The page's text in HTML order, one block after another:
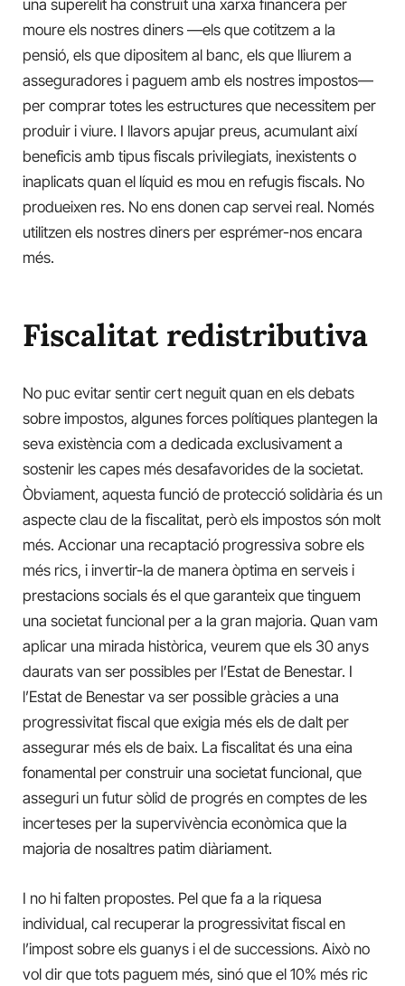
una superelit ha construït una xarxa financera per
moure els nostres diners —els que cotitzem a la
pensió, els que dipositem al banc, els que lliurem a
asseguradores i paguem amb els nostres impostos—
per comprar totes les estructures que necessitem per
produir i viure. I llavors apujar preus, acumulant així
beneficis amb tipus fiscals privilegiats, inexistents o
inaplicats quan el líquid es mou en refugis fiscals. No
produeixen res. No ens donen cap servei real. Només
utilitzen els nostres diners per esprémer-nos encara
més.
Fiscalitat redistributiva
No puc evitar sentir cert neguit quan en els debats
sobre impostos, algunes forces polítiques plantegen la
seva existència com a dedicada exclusivament a
sostenir les capes més desafavorides de la societat.
Òbviament, aquesta funció de protecció solidària és un
aspecte clau de la fiscalitat, però els impostos són molt
més. Accionar una recaptació progressiva sobre els
més rics, i invertir-la de manera òptima en serveis i
prestacions socials és el que garanteix que tinguem
una societat funcional per a la gran majoria. Quan vam
aplicar una mirada històrica, veurem que els 30 anys
daurats van ser possibles per l’Estat de Benestar. I
l’Estat de Benestar va ser possible gràcies a una
progressivitat fiscal que exigia més els de dalt per
assegurar més els de baix. La fiscalitat és una eina
fonamental per construir una societat funcional, que
asseguri un futur sòlid de progrés en comptes de les
incerteses per la supervivència econòmica que la
majoria de nosaltres patim diàriament.
I no hi falten propostes. Pel que fa a la riquesa
individual, cal recuperar la progressivitat fiscal en
l’impost sobre els guanys i el de successions. Això no
vol dir que tots paguem més, sinó que el 10% més ric